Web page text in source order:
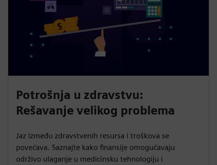
Potrošnja u zdravstvu:
Rešavanje velikog problema
Jaz između zdravstvenih resursa i troškova se
povećava. Saznajte kako finansije omogućavaju
održivo ulaganje u medicinsku tehnologiju i